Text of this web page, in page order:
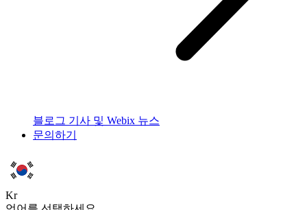
블로그 기사 및 Webix 뉴스
문의하기
Kr